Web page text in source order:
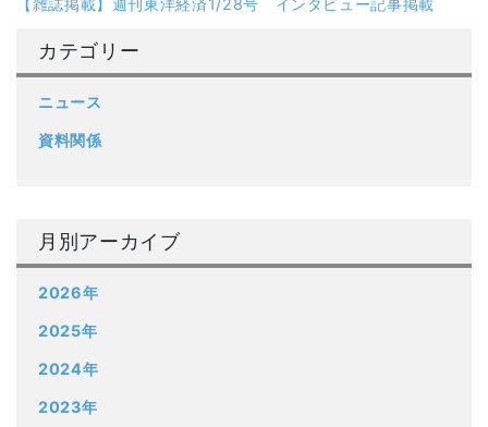
【雑誌掲載】週刊東洋経済1/28号 インタビュー記事掲載
カテゴリー
ニュース
資料関係
月別アーカイブ
2026年
2025年
2024年
2023年